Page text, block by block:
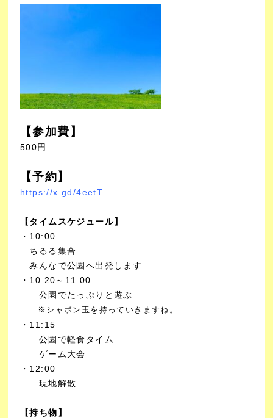
【参加費】
500円
【予約】
https://x.gd/4eetT
【タイムスケジュール】
・10:00
ちるる集合
みんなで公園へ出発します
・10:20～11:00
公園でたっぷりと遊ぶ
※シャボン玉を持っていきますね。
・11:15
公園で軽食タイム
ゲーム大会
・12:00
現地解散
【持ち物】